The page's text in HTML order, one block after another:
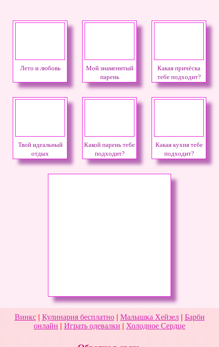
Лето и любовь
Мой знаменитый
парень
Какая причёска
тебе подходит?
Твой идеальный
отдых
Какой парень тебе
подходит?
Какая кухня тебе
подходит?
Винкс| Кулинария бесплатно| Малышка Хейзел| Барби
онлайн | Играть одевалки | Холодное Сердце